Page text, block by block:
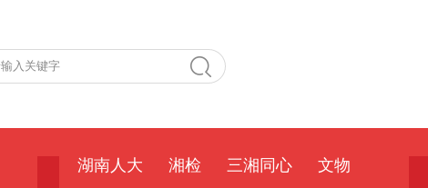
湖南人大 湘检 三湘同心
文物